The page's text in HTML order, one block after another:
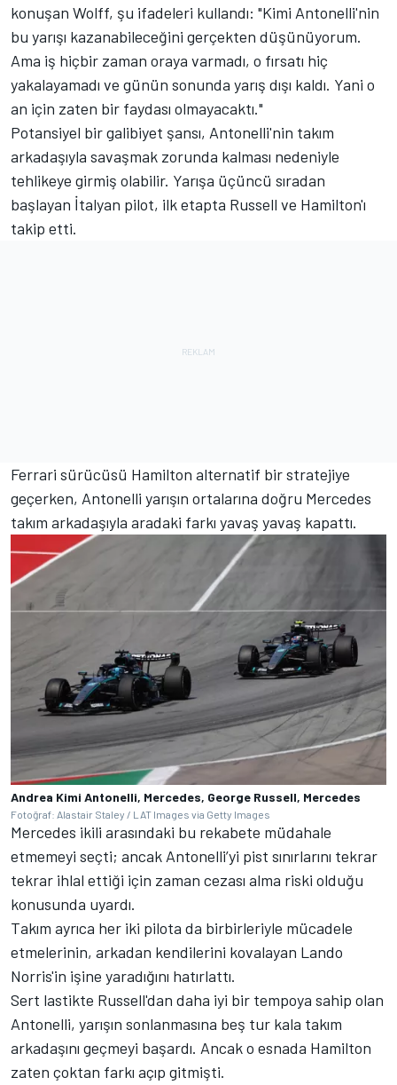
konuşan Wolff, şu ifadeleri kullandı: "Kimi Antonelli'nin
bu yarışı kazanabileceğini gerçekten düşünüyorum.
Ama iş hiçbir zaman oraya varmadı, o fırsatı hiç
yakalayamadı ve günün sonunda yarış dışı kaldı. Yani o
an için zaten bir faydası olmayacaktı."
Potansiyel bir galibiyet şansı, Antonelli'nin takım
arkadaşıyla savaşmak zorunda kalması nedeniyle
tehlikeye girmiş olabilir. Yarışa üçüncü sıradan
başlayan İtalyan pilot, ilk etapta Russell ve Hamilton'ı
takip etti.
Ferrari sürücüsü Hamilton alternatif bir stratejiye
geçerken, Antonelli yarışın ortalarına doğru Mercedes
takım arkadaşıyla aradaki farkı yavaş yavaş kapattı.
Andrea Kimi Antonelli, Mercedes, George Russell, Mercedes
Fotoğraf: Alastair Staley / LAT Images via Getty Images
Mercedes ikili arasındaki bu rekabete müdahale
etmemeyi seçti; ancak Antonelli’yi pist sınırlarını tekrar
tekrar ihlal ettiği için zaman cezası alma riski olduğu
konusunda uyardı.
Takım ayrıca her iki pilota da birbirleriyle mücadele
etmelerinin, arkadan kendilerini kovalayan Lando
Norris'in işine yaradığını hatırlattı.
Sert lastikte Russell'dan daha iyi bir tempoya sahip olan
Antonelli, yarışın sonlanmasına beş tur kala takım
arkadaşını geçmeyi başardı. Ancak o esnada Hamilton
zaten çoktan farkı açıp gitmişti.